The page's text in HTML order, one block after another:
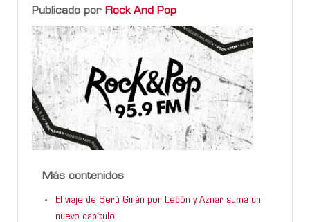
Publicado por Rock And Pop
Más contenidos
El viaje de Serú Girán por Lebón y Aznar suma un
nuevo capítulo